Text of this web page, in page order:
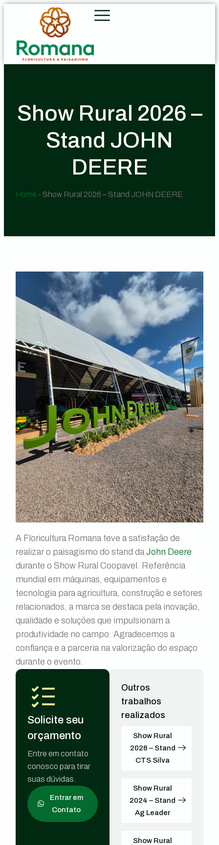
Show Rural 2026 –
Stand JOHN
DEERE
Home - Show Rural 2026 – Stand JOHN DEERE
A Floricultura Romana teve a satisfação de
realizar o paisagismo do stand da John Deere
durante o Show Rural Coopavel. Referência
mundial em máquinas, equipamentos e
tecnologia para agricultura, construção e setores
relacionados, a marca se destaca pela inovação,
qualidade e soluções que impulsionam a
produtividade no campo. Agradecemos a
confiança e a parceria na valorização do espaço
durante o evento.
Solicite seu
orçamento
Entre em contato
conosco para tirar
suas dúvidas.
Entrar em
Contato
Outros
trabalhos
realizados
Show Rural
2026 – Stand
CTS Silva
Show Rural
2024 – Stand
Ag Leader
Show Rural